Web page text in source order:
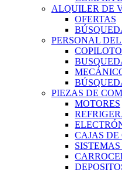
ALQUILER DE
OFERTAS
PERSONAL
PIEZAS DE
MOTORES
CAJAS